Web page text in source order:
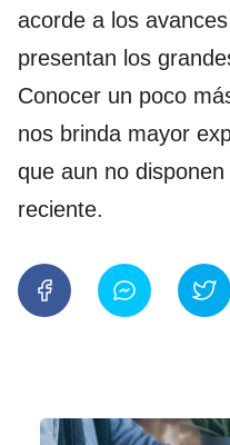
acorde a los
presentan los
Conocer un poco
nos brinda mayor
que aun no
reciente.